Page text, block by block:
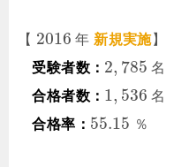
【 2016 年 新規実施】
受験者数： 2, 785 名
合格者数： 1, 536 名
合格率： 55.15 ％